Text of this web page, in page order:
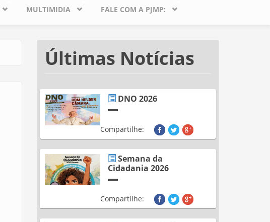
MULTIMIDIA FALE COM A PJMP:
Últimas Notícias
DNO 2026
Compartilhe:
Semana da
Cidadania 2026
Compartilhe: